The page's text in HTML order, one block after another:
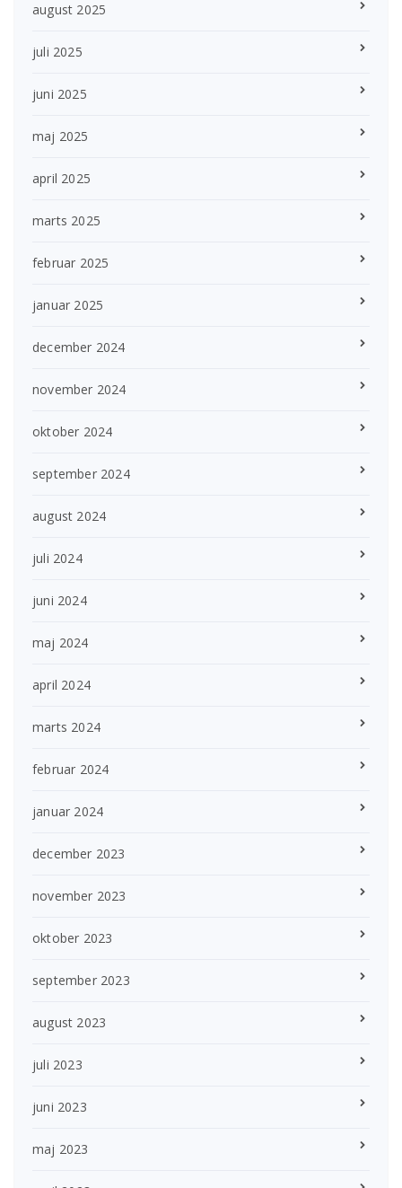
august 2025
juli 2025
juni 2025
maj 2025
april 2025
marts 2025
februar 2025
januar 2025
december 2024
november 2024
oktober 2024
september 2024
august 2024
juli 2024
juni 2024
maj 2024
april 2024
marts 2024
februar 2024
januar 2024
december 2023
november 2023
oktober 2023
september 2023
august 2023
juli 2023
juni 2023
maj 2023